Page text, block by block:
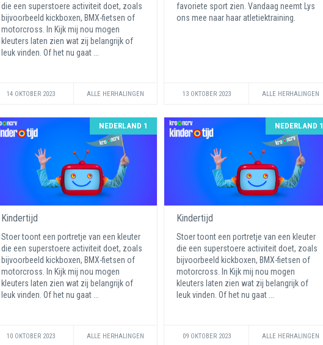
die een superstoere activiteit doet, zoals
bijvoorbeeld kickboxen, BMX-fietsen of
motorcross. In Kijk mij nou mogen
kleuters laten zien wat zij belangrijk of
leuk vinden. Of het nu gaat ...
14 OKTOBER 2023 ALLE HERHALINGEN
favoriete sport zien. Vandaag neemt Lys
ons mee naar haar atletiektraining.
13 OKTOBER 2023 ALLE HERHALINGEN
NEDERLAND 1
Kindertijd
Stoer toont een portretje van een kleuter
die een superstoere activiteit doet, zoals
bijvoorbeeld kickboxen, BMX-fietsen of
motorcross. In Kijk mij nou mogen
kleuters laten zien wat zij belangrijk of
leuk vinden. Of het nu gaat ...
10 OKTOBER 2023 ALLE HERHALINGEN
NEDERLAND 1
Kindertijd
Stoer toont een portretje van een kleuter
die een superstoere activiteit doet, zoals
bijvoorbeeld kickboxen, BMX-fietsen of
motorcross. In Kijk mij nou mogen
kleuters laten zien wat zij belangrijk of
leuk vinden. Of het nu gaat ...
09 OKTOBER 2023 ALLE HERHALINGEN